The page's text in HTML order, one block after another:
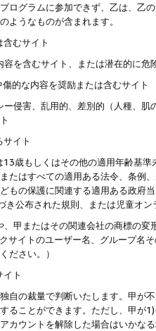
ログラムに参加できず、乙は、乙
ようなものが含まれます。
むサイト
を含むサイト、または潜在的に
的な内容を奨励または含むサイト
侵害、乱用的、差別的（人種、
イト
歳もしくはその他の適用年齢基
たはすべての適用ある法令、条例
もの保護に関連する適用ある政府
公布された規則、または児童オン
甲またはその関連会社の商標の
サイトのユーザー名、グループ名
ださい。）
ト
自の裁量で判断いたします。甲が
ることができます。ただし、甲が
カウントを解除した場合はいかな